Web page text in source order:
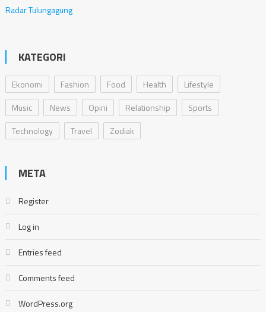
Radar Tulungagung
KATEGORI
Ekonomi Fashion Food Health
Lifestyle
Music
News Opini Relationship
Sports
Technology
Travel Zodiak
META
Register
Log in
Entries feed
Comments feed
WordPress.org